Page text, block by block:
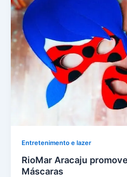
Entretenimento e lazer
RioMar Aracaju
Máscaras